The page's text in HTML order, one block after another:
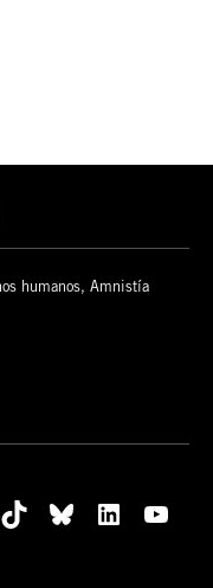
humanos, Amnistía
TikTok Bluesky LinkedIn YouTube